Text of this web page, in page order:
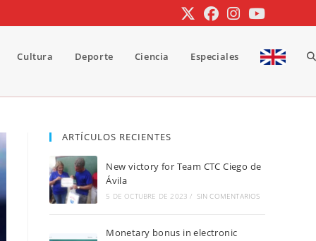
Cultura Deporte Ciencia Especiales
ARTÍCULOS RECIENTES
New victory for Team CTC Ciego de
Ávila
5 DE OCTUBRE DE 2023 / SIN COMENTARIOS
Monetary bonus in electronic